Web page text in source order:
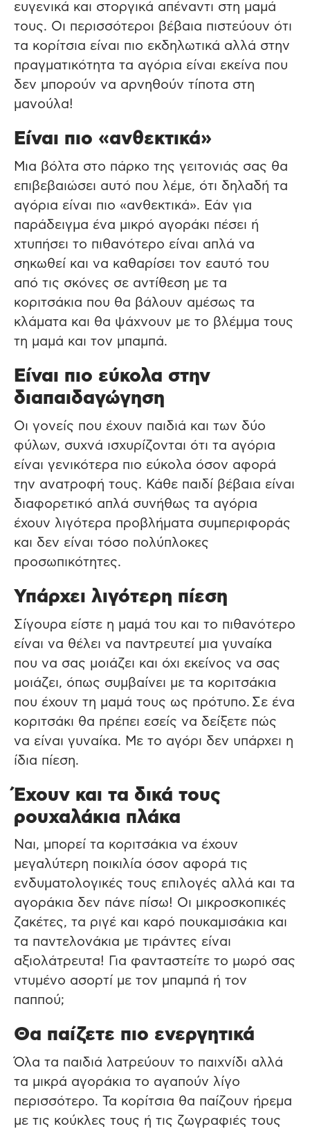
ευγενικά και στοργικά απέναντι στη μαμά
τους. Οι περισσότεροι βέβαια πιστεύουν ότι
τα κορίτσια είναι πιο εκδηλωτικά αλλά στην
πραγματικότητα τα αγόρια είναι εκείνα που
δεν μπορούν να αρνηθούν τίποτα στη
μανούλα!
Είναι πιο «ανθεκτικά»
Μια βόλτα στο πάρκο της γειτονιάς σας θα
επιβεβαιώσει αυτό που λέμε, ότι δηλαδή τα
αγόρια είναι πιο «ανθεκτικά». Εάν για
παράδειγμα ένα μικρό αγοράκι πέσει ή
χτυπήσει το πιθανότερο είναι απλά να
σηκωθεί και να καθαρίσει τον εαυτό του
από τις σκόνες σε αντίθεση με τα
κοριτσάκια που θα βάλουν αμέσως τα
κλάματα και θα ψάχνουν με το βλέμμα τους
τη μαμά και τον μπαμπά.
Είναι πιο εύκολα στην
διαπαιδαγώγηση
Οι γονείς που έχουν παιδιά και των δύο
φύλων, συχνά ισχυρίζονται ότι τα αγόρια
είναι γενικότερα πιο εύκολα όσον αφορά
την ανατροφή τους. Κάθε παιδί βέβαια είναι
διαφορετικό απλά συνήθως τα αγόρια
έχουν λιγότερα προβλήματα συμπεριφοράς
και δεν είναι τόσο πολύπλοκες
προσωπικότητες.
Υπάρχει λιγότερη πίεση
Σίγουρα είστε η μαμά του και το πιθανότερο
είναι να θέλει να παντρευτεί μια γυναίκα
που να σας μοιάζει και όχι εκείνος να σας
μοιάζει, όπως συμβαίνει με τα κοριτσάκια
που έχουν τη μαμά τους ως πρότυπο. Σε ένα
κοριτσάκι θα πρέπει εσείς να δείξετε πώς
να είναι γυναίκα. Με το αγόρι δεν υπάρχει η
ίδια πίεση.
Έχουν και τα δικά τους
ρουχαλάκια πλάκα
Ναι, μπορεί τα κοριτσάκια να έχουν
μεγαλύτερη ποικιλία όσον αφορά τις
ενδυματολογικές τους επιλογές αλλά και τα
αγοράκια δεν πάνε πίσω! Οι μικροσκοπικές
ζακέτες, τα ριγέ και καρό πουκαμισάκια και
τα παντελονάκια με τιράντες είναι
αξιολάτρευτα! Για φανταστείτε το μωρό σας
ντυμένο ασορτί με τον μπαμπά ή τον
παππού;
Θα παίζετε πιο ενεργητικά
Όλα τα παιδιά λατρεύουν το παιχνίδι αλλά
τα μικρά αγοράκια το αγαπούν λίγο
περισσότερο. Τα κορίτσια θα παίζουν ήρεμα
με τις κούκλες τους ή τις ζωγραφιές τους